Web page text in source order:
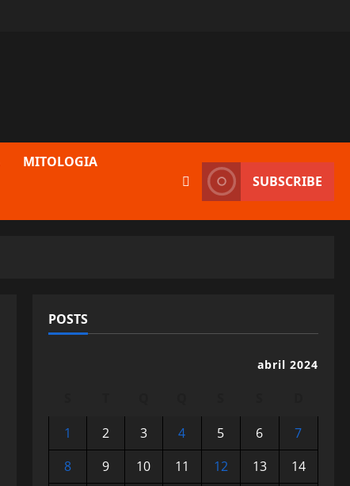
MITOLOGIA
SUBSCRIBE
POSTS
abril 2024
1
2 3 4 5 6
7
8
9 10 11 12 13
14